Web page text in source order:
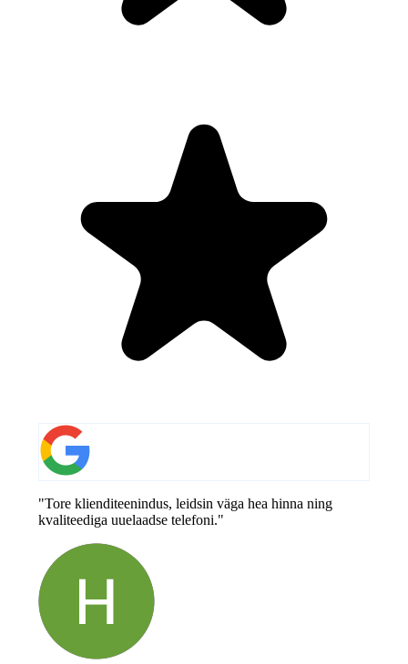
"Tore klienditeenindus, leidsin väga hea hinna ning
kvaliteediga uuelaadse telefoni."